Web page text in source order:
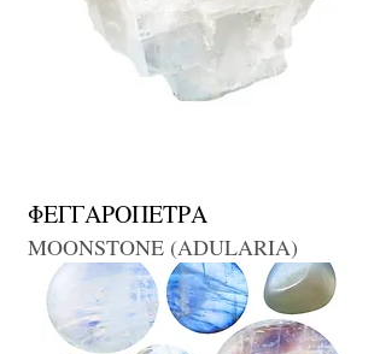
ΦΕΓΓΑΡΟΠΕΤΡΑ
MOONSTONE (ADULARIA)